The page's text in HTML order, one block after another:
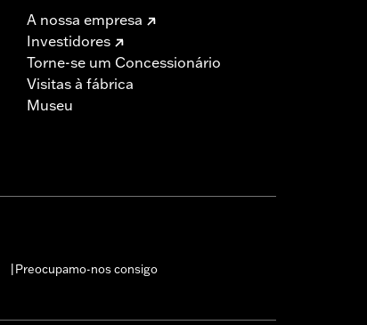
A nossa empresa
Investidores
Torne-se um Concessionário
Visitas à fábrica
Museu
Preocupamo-nos consigo